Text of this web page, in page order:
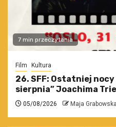
7 min przeczytania
Film Kultura
26. SFF: Ostatniej nocy
sierpnia” Joachima
05/08/2026 Maja Grabowska